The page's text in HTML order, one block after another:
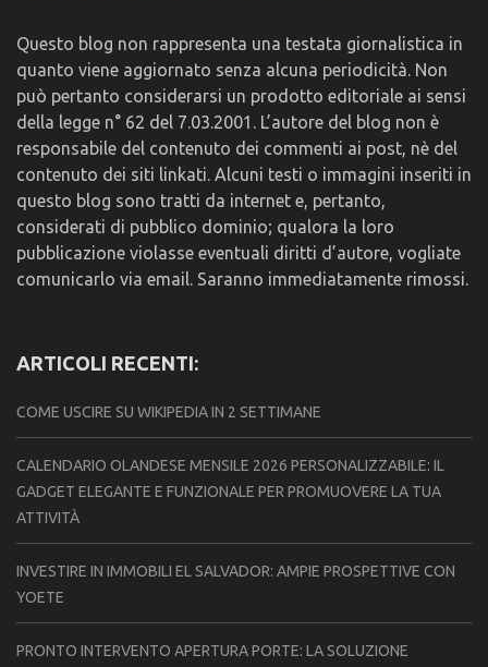
Questo blog non rappresenta una testata giornalistica in
quanto viene aggiornato senza alcuna periodicità. Non
può pertanto considerarsi un prodotto editoriale ai sensi
della legge n° 62 del 7.03.2001. L’autore del blog non è
responsabile del contenuto dei commenti ai post, nè del
contenuto dei siti linkati. Alcuni testi o immagini inseriti in
questo blog sono tratti da internet e, pertanto,
considerati di pubblico dominio; qualora la loro
pubblicazione violasse eventuali diritti d’autore, vogliate
comunicarlo via email. Saranno immediatamente rimossi.
ARTICOLI RECENTI:
COME USCIRE SU WIKIPEDIA IN 2 SETTIMANE
CALENDARIO OLANDESE MENSILE 2026 PERSONALIZZABILE: IL
GADGET ELEGANTE E FUNZIONALE PER PROMUOVERE LA TUA
ATTIVITÀ
INVESTIRE IN IMMOBILI EL SALVADOR: AMPIE PROSPETTIVE CON
YOETE
PRONTO INTERVENTO APERTURA PORTE: LA SOLUZIONE